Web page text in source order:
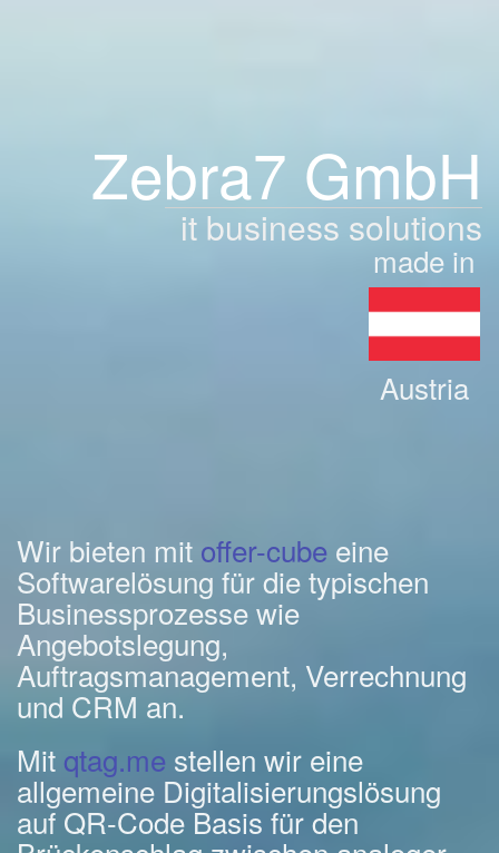
Zebra7 GmbH
it business solutions
made in
Austria
Wir bieten mit offer-cube eine
Softwarelösung für die typischen
Businessprozesse wie
Angebotslegung,
Auftragsmanagement, Verrechnung
und CRM an.
Mit qtag.me stellen wir eine
allgemeine Digitalisierungslösung
auf QR-Code Basis für den